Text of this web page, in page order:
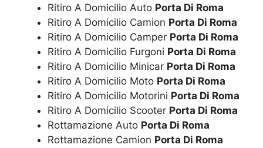
Ritiro A Domicilio Auto Porta Di Roma
Ritiro A Domicilio Camion Porta Di Roma
Ritiro A Domicilio Camper Porta Di Roma
Ritiro A Domicilio Furgoni Porta Di Roma
Ritiro A Domicilio Minicar Porta Di Roma
Ritiro A Domicilio Moto Porta Di Roma
Ritiro A Domicilio Motorini Porta Di Roma
Ritiro A Domicilio Scooter Porta Di Roma
Rottamazione Auto Porta Di Roma
Rottamazione Camion Porta Di Roma